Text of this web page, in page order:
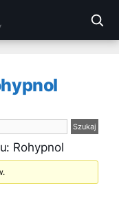
Rohypnol